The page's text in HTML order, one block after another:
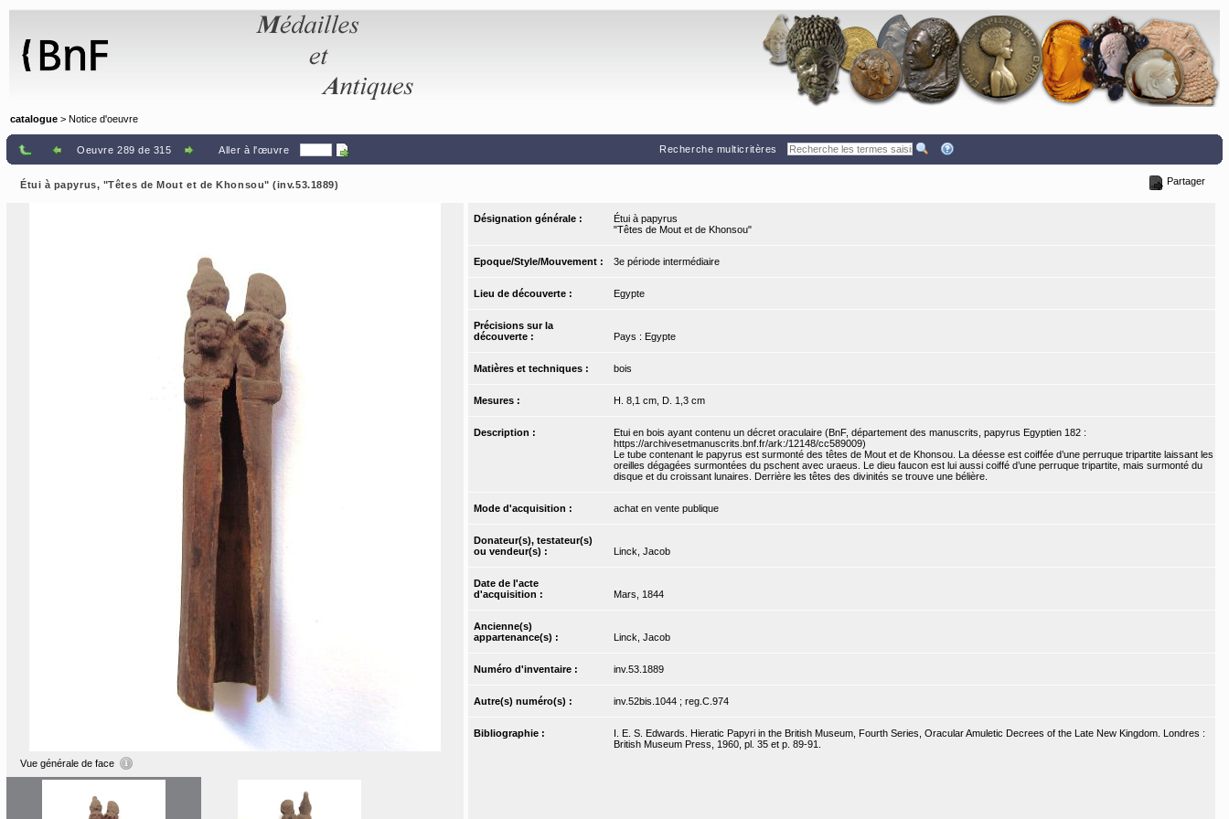
catalogue > Notice d'oeuvre
Oeuvre 289 de 315 Aller à l'œuvre Recherche multicritères
Étui à papyrus, "Têtes de Mout et de Khonsou" (inv.53.1889) Partager
Vue générale de face
Désignation générale :
Étui à papyrus
"Têtes de Mout et de Khonsou"
Epoque/Style/Mouvement : 3e période intermédiaire
Lieu de découverte : Egypte
Précisions sur la
découverte :
Pays : Egypte
Matières et techniques : bois
Mesures : H. 8,1 cm, D. 1,3 cm
Description :
Etui en bois ayant contenu un décret oraculaire (BnF, département des manuscrits, papyrus Egyptien 182 :
https://archivesetmanuscrits.bnf.fr/ark:/12148/cc589009)
Le tube contenant le papyrus est surmonté des têtes de Mout et de Khonsou. La déesse est coiffée d’une perruque tripartite laissant les
oreilles dégagées surmontées du pschent avec uraeus. Le dieu faucon est lui aussi coiffé d’une perruque tripartite, mais surmonté du
disque et du croissant lunaires. Derrière les têtes des divinités se trouve une bélière.
Mode d'acquisition : achat en vente publique
Donateur(s), testateur(s)
ou vendeur(s) :
Linck, Jacob
Date de l'acte
d'acquisition :
Mars, 1844
Ancienne(s)
appartenance(s) :
Linck, Jacob
Numéro d'inventaire : inv.53.1889
Autre(s) numéro(s) : inv.52bis.1044 ; reg.C.974
Bibliographie :
I. E. S. Edwards. Hieratic Papyri in the British Museum, Fourth Series, Oracular Amuletic Decrees of the Late New Kingdom. Londres :
British Museum Press, 1960, pl. 35 et p. 89-91.